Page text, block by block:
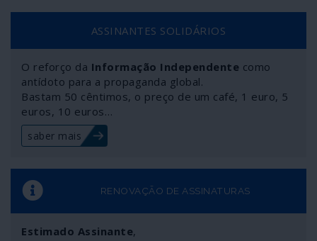
recordada porque é “politicamente correcto” ser-se
democrata ou porque a vantagem atribuída pelas
sondagens vai esfumando esse cenário. Seja como for,
não está garantido que as eleições sejam pacíficas,
democráticas e conclusivas no país que pretende ser a
luz da democracia. Um país onde a escolha dos eleitores
- mas com repercussões em todo o mundo – está
restringida a dois sociopatas, ambos carregando
sim de polícia se o mundo estivesse nas mãos de gente
docente. Mas não: os sociopatas é que mandam – um ou
cenário ainda há lugar para o mal menor.
ASSINANTES SOLIDÁRIOS
O reforço da Informação Independente como
antídoto para a propaganda global.
Bastam 50 cêntimos, o preço de um café, 1 euro, 5
euros, 10 euros…
saber mais
RENOVAÇÃO DE ASSINATURAS
Estimado Assinante,